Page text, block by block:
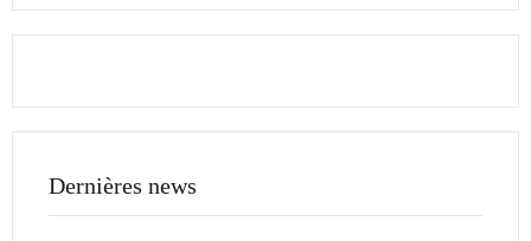
Dernières news